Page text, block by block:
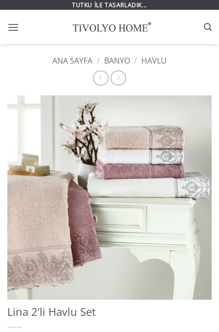
TUTKU İLE TASARLADIK...
ANA SAYFA / BANYO / HAVLU
Lina 2’li Havlu Set